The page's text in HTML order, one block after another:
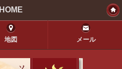
HOME
地図 メール